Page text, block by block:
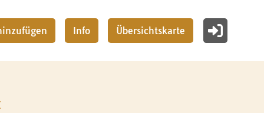
Info Übersichtskarte